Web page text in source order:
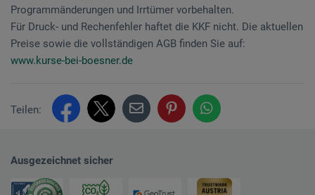
Programmänderungen und Irrtümer vorbehalten.
Für Druck- und Rechenfehler haftet die KKF nicht. Die aktuellen
Preise sowie die vollständigen AGB finden Sie auf:
www.kurse-bei-boesner.de
Teilen:
Ausgezeichnet sicher